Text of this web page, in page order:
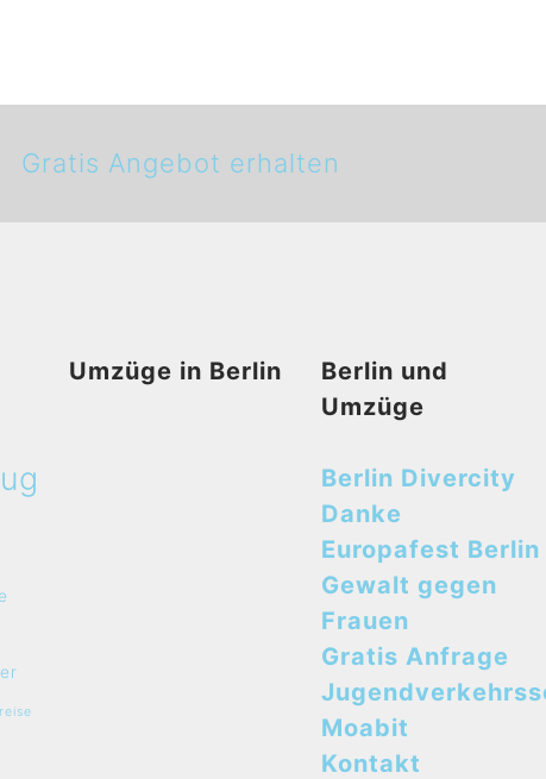
Gratis Angebot erhalten
Umzüge in Berlin
Berlin und
Umzüge
Berlin Divercity
Danke
Europafest Berlin
Gewalt gegen
Frauen
Gratis Anfrage
Moabit
Kontakt